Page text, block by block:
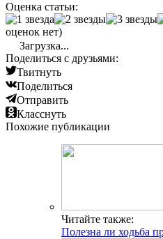
Оценка статьи:
оценок нет)
Загрузка...
Поделиться с друзьями:
Твитнуть
Поделиться
Отправить
Класснуть
Похожие публикации
Читайте также:
Полезна ли ходьба